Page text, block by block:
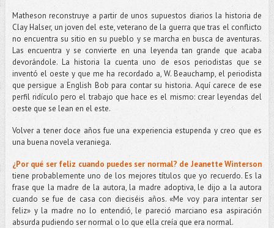
Matheson reconstruye a partir de unos supuestos diarios la historia de
Clay Halser, un joven del este, veterano de la guerra que tras el conflicto
no encuentra su sitio en su pueblo y se marcha en busca de aventuras.
Las encuentra y se convierte en una leyenda tan grande que acaba
devorándole. La historia la cuenta uno de esos periodistas que se
inventó el oeste y que me ha recordado a, W. Beauchamp, el periodista
que persigue a English Bob para contar su historia. Aquí carece de ese
perfil ridículo pero el trabajo que hace es el mismo: crear leyendas del
oeste que se lean en el este.
Volver a tener doce años fue una experiencia estupenda y creo que es
una buena novela veraniega.
¿Por qué ser feliz cuando puedes ser normal? de Jeanette Winterson
tiene probablemente uno de los mejores títulos que yo recuerdo. Es la
frase que la madre de la autora, la madre adoptiva, le dijo a la autora
cuando se fue de casa con dieciséis años. «Me voy para intentar ser
feliz» y la madre no lo entendió, le pareció marciano esa aspiración
absurda pudiendo ser normal o lo que ella creía que era normal.